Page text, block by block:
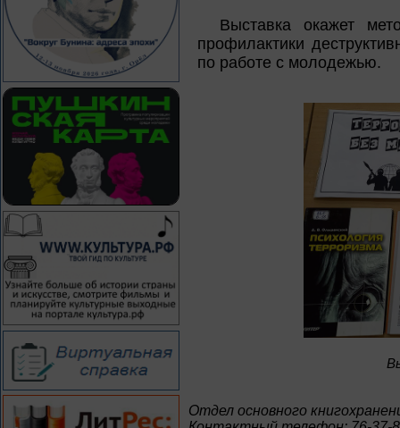
Выставка окажет
профилактики
по работе с молодежью.
Отдел основного